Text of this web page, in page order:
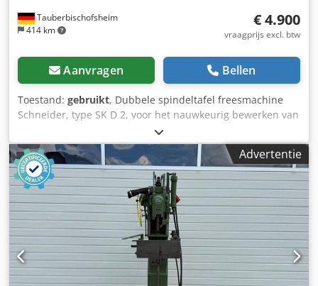
Tauberbischofsheim
414 km
€ 4.900
vraagprijs excl. btw
Aanvragen Bellen
Toestand: gebruikt, Dubbele spindeltafel freesmachine
Schneider, type SK D 2, voor het nauwkeurig bewerken van
massief hout en houtvezelplaten met twee onafhankelijk
van elkaar te gebruiken freesspindels. De machine maakt
efficiënt werken mogelijk door de snelle overschakeling
tussen verschillende freesgereedschappen, zonder
omsteltijden. Ideaal voor diverse freeswerkzaamheden in
de raam-, deur- en meubelproductie. Technische
gegevens: - Motor, per stuk: 4,5 kW - Spindeldiameter: 30
mm Cjdpozryrzofx Ag Eeha - Spindelafstand: 600 mm -
Toerentallen: 3000/4000/5000/6000/8000/10000 - D-89440
Lutzingen, Tel., Fax: , april 2015, prijs € 500 - D-89440
Lutzingen, Tel., Fax: , mei 2015, prijs € 1.000
Advertentie